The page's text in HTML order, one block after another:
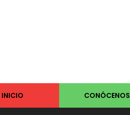
INICIO CONÓCENOS